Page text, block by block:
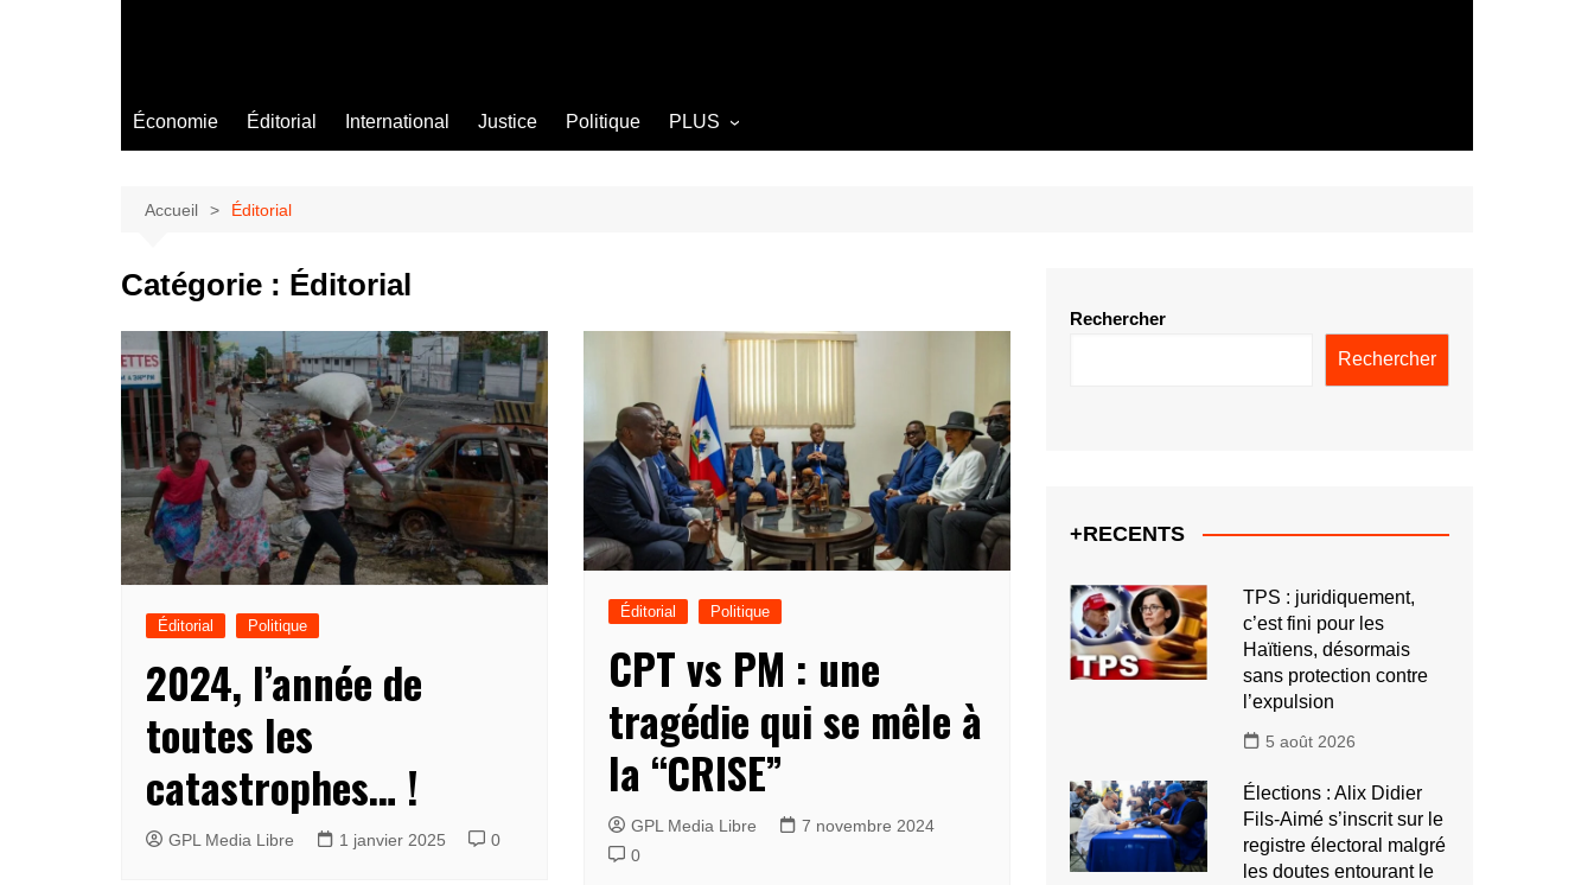
Économie Éditorial International Justice Politique PLUS
Agriculture
Littérature
Accueil Éditorial
Catégorie : Éditorial
Éditorial Politique
2024, l’année de
toutes les
catastrophes… !
GPL Media Libre 1 janvier 2025 0
Éditorial Politique
CPT vs PM : une
tragédie qui se mêle à
la “CRISE”
GPL Media Libre
7 novembre 2024
0
Rechercher
Rechercher
+RECENTS
TPS : juridiquement,
c’est fini pour les
Haïtiens, désormais
sans protection contre
l’expulsion
5 août 2026
Élections : Alix Didier
Fils-Aimé s’inscrit sur le
registre électoral malgré
les doutes entourant le